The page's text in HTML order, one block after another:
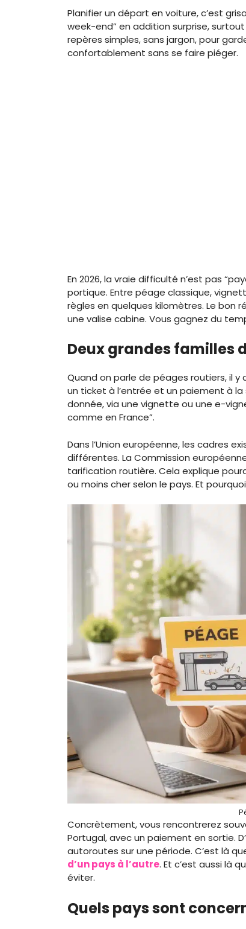
Planifier un départ en voiture, c’est
week-end” en addition surprise,
repères simples, sans jargon, pour
confortablement sans se faire piéger.
En 2026, la vraie difficulté n’est pas
portique. Entre péage classique,
règles en quelques kilomètres. Le bon
une valise cabine. Vous gagnez du
Deux grandes familles
Quand on parle de péages routiers, il y
un ticket à l’entrée et un paiement à
donnée, via une vignette ou une e-
comme en France”.
Dans l’Union européenne, les cadres
différentes. La Commission
tarification routière. Cela explique
ou moins cher selon le pays. Et
Concrètement, vous rencontrerez
Portugal, avec un paiement en sortie.
autoroutes sur une période. C’est là
d’un pays à l’autre. Et c’est aussi là
éviter.
Quels pays sont